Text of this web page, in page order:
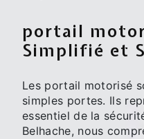
portail
Simplifié et
Les portail motorisé
simples portes. Ils
essentiel de la
Belhache, nous